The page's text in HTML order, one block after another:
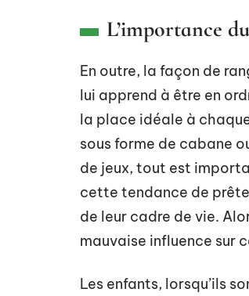
L’importance
En outre, la façon de
lui apprend à être en
la place idéale à
sous forme de cabane
de jeux, tout est
cette tendance de
de leur cadre de vie.
mauvaise influence sur
Les enfants, lorsqu’ils